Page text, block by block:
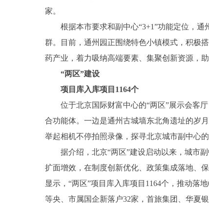
家。
根据本市要求和副中心“3+1”功能定位，
群。目前，通州园正围绕特色小镇模式，积极
药产业，着力吸纳高端要素、集聚创新资源，
“两区”建设
项目库入库项目1164个
位于北京国际财富中心的“两区”展示会客
合功能体。一边是通州古城墙东北角遗址的岁
举起相机不停拍照录像，探寻北京城市副中心
据介绍，北京“两区”建设启动以来，城市
扩面增效，在制度创新优化、政策集成落地、
显示，“两区”项目库入库项目1164个，推动落
等央、市属国企新落户32家，首旅集团、华夏